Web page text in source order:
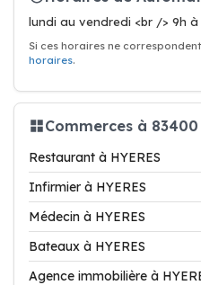
lundi au vendredi <br /> 9h à
Si ces horaires ne
horaires.
Commerces à 83400
Restaurant à HYERES
Infirmier à HYERES
Médecin à HYERES
Bateaux à HYERES
Agence immobilière à